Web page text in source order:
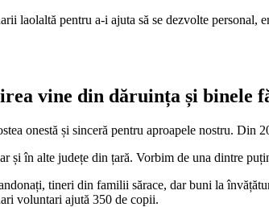
laolaltă pentru a-i ajuta să se dezvolte
vine din dăruința și binele
onestă și sinceră pentru aproapele nostru. Din
și în alte județe din țară. Vorbim de una dintre
tineri din familii sărace, dar buni la
voluntari ajută 350 de copii.